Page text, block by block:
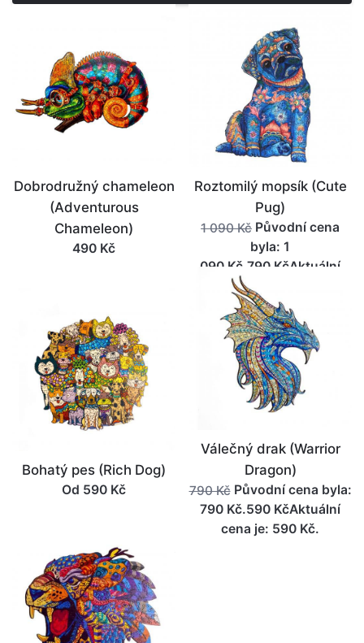
Dobrodružný chameleon
(Adventurous
Chameleon)
490 Kč
Roztomilý mopsík (Cute
Pug)
1 090 Kč Původní cena
byla: 1
090 Kč.790 KčAktuální
cena je: 790 Kč.
Válečný drak (Warrior
Dragon)
790 KčPůvodní cena byla:
790 Kč.590 KčAktuální
cena je: 590 Kč.
Bohatý pes (Rich Dog)
Od 590 Kč